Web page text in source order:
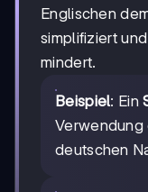
Englischen
simplifiziert
mindert.
Beispiel: Ein
deutschen